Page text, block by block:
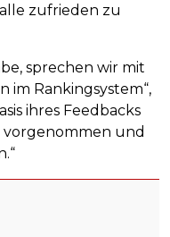
zufrieden zu
sprechen wir mit
im Rankingsystem“,
ihres Feedbacks
vorgenommen und